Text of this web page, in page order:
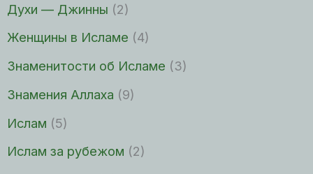
Духи — Джинны (2)
Женщины в Исламе (4)
Знаменитости об Исламе (3)
Знамения Аллаха (9)
Ислам (5)
Ислам за рубежом (2)